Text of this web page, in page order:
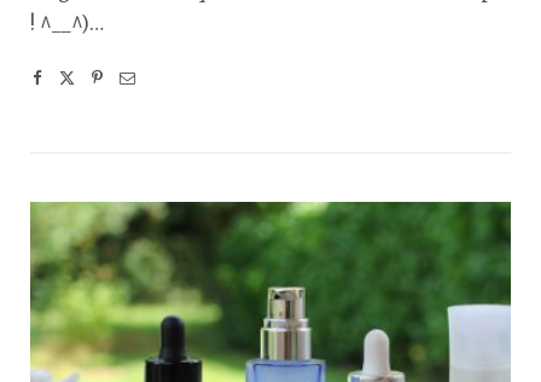
! ^__^)…